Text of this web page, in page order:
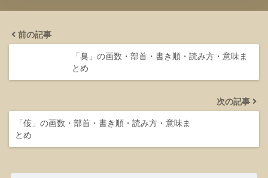
前の記事
「臭」の画数・部首・書き順・読み方・意味ま
とめ
次の記事
「侫」の画数・部首・書き順・読み方・意味ま
とめ